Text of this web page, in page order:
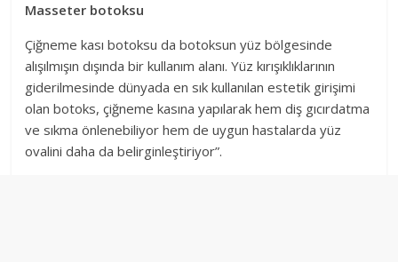
Masseter botoksu
Çiğneme kası botoksu da botoksun yüz bölgesinde
alışılmışın dışında bir kullanım alanı. Yüz kırışıklıklarının
giderilmesinde dünyada en sık kullanılan estetik girişimi
olan botoks, çiğneme kasına yapılarak hem diş gıcırdatma
ve sıkma önlenebiliyor hem de uygun hastalarda yüz
ovalini daha da belirginleştiriyor”.